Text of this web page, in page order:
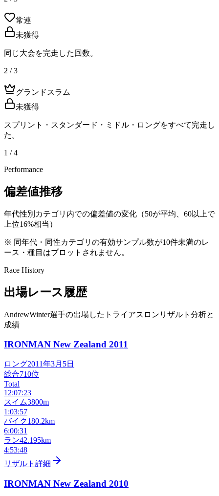
常連
未獲得
同じ大会を完走した回数。
2 / 3
グランドスラム
未獲得
スプリント・スタンダード・ミドル・ロングをすべて完走し
た。
1 / 4
Performance
偏差値推移
年代性別カテゴリ内での偏差値の変化（50が平均、60以上で
上位16%相当）
※ 同年代・同性カテゴリの有効サンプル数が10件未満のレ
ース・種目はプロットされません。
Race History
出場レース履歴
AndrewWinter選手の出場したトライアスロンリザルト分析と
成績
IRONMAN New Zealand 2011
ロング2011年3月5日
総合710位
Total
12:07:23
スイム3800m
1:03:57
バイク180.2km
6:00:31
ラン42.195km
4:53:48
リザルト詳細
IRONMAN New Zealand 2010